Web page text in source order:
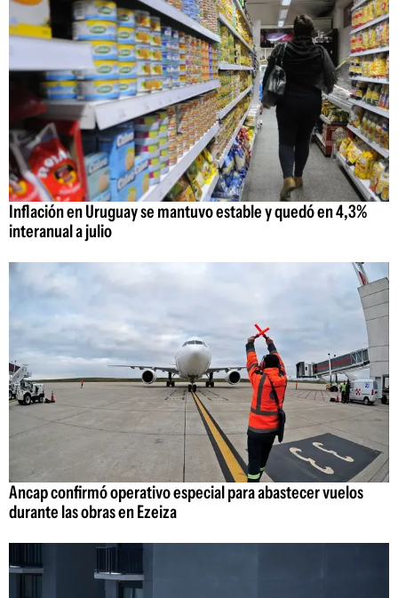
Inflación en Uruguay se mantuvo estable y quedó en 4,3%
interanual a julio
Ancap confirmó operativo especial para abastecer vuelos
durante las obras en Ezeiza